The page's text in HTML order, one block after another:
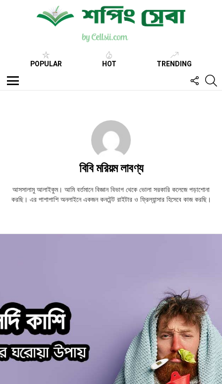
POPULAR HOT TRENDING
Menu
US
বিবি মরিয়ম লাবণ্য
আসসালামু আলাইকুম। আমি বর্তমানে বিজ্ঞান বিভাগ থেকে ভোলা সরকারি কলেজে পড়াশোনা
করছি। এর পাশাপাশি অনলাইনে একজন কনটেন্ট রাইটার ও ফ্রিল্যান্সার হিসেবে কাজ করছি।